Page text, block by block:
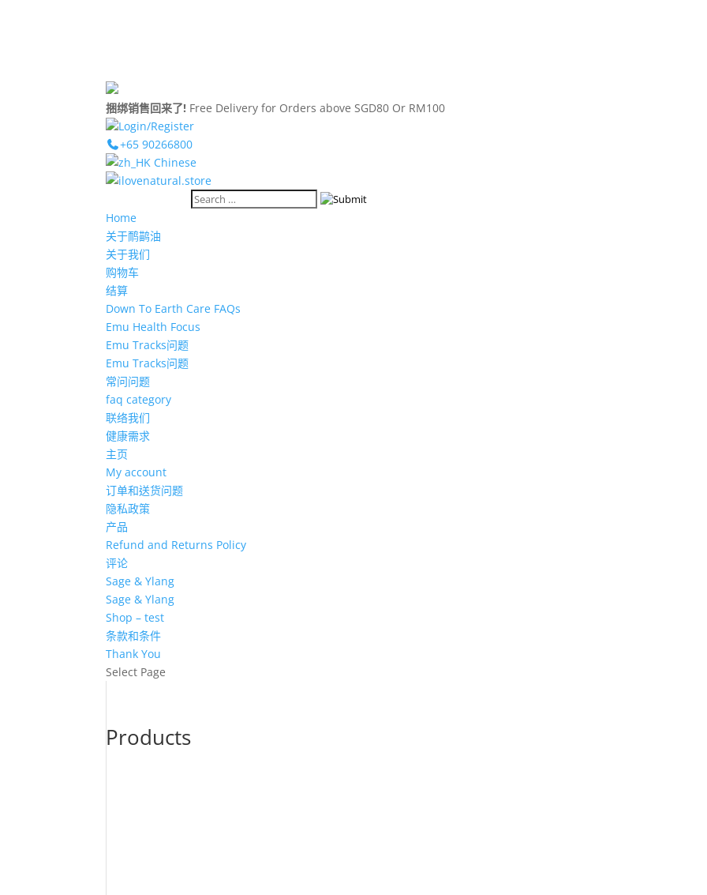
捆绑销售回来了! Free Delivery for Orders above SGD80 Or RM100
Login/Register
+65 90266800
Chinese
Home
关于鸸鹋油​
关于我们
购物车
结算
Down To Earth Care FAQs
Emu Health Focus
Emu Tracks问题
Emu Tracks问题
常问问题
faq category
联络我们
健康需求
主页
My account
订单和送货问题
隐私政策
产品
Refund and Returns Policy
评论
Sage & Ylang
Sage & Ylang
Shop – test
条款和条件
Thank You
Select Page
Products